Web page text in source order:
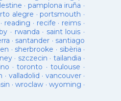
· pamplona iruña ·
alegre ·portsmouth ·
· reading · recife · reims ·
· rwanda · saint louis ·
· santander · santiago
· sherbrooke · sibèria ·
· szczecin · tailandia ·
·toronto · toulouse ·
· valladolid · vancouver·
·wroclaw · wyoming ·